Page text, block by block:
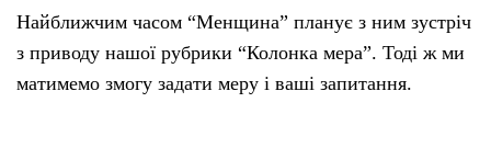
Найближчим часом “Менщина” планує з ним зустріч
з приводу нашої рубрики “Колонка мера”. Тоді ж ми
матимемо змогу задати меру і ваші запитання.